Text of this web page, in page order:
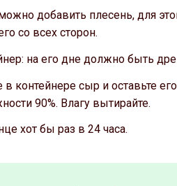
добавить плесень, для
со всех сторон.
на его дне должно быть
в контейнере сыр и оставьте
90%. Влагу вытирайте.
хот бы раз в 24 часа.